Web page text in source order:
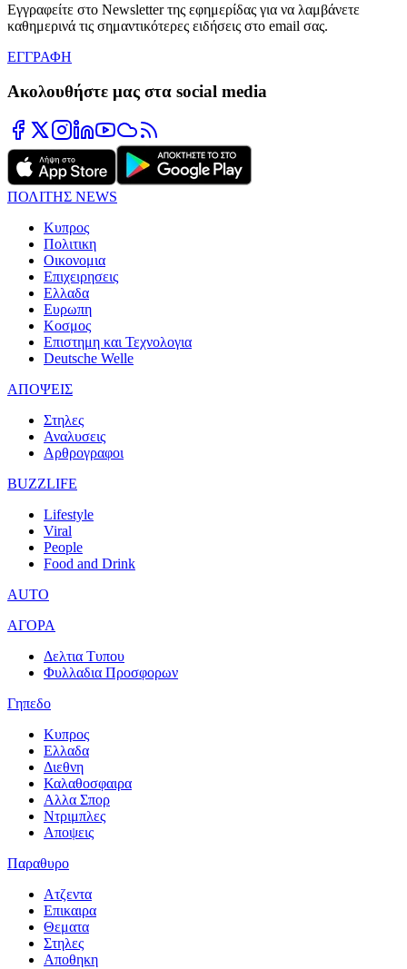
Εγγραφείτε στο Newsletter της εφημερίδας για να λαμβάνετε
καθημερινά τις σημαντικότερες ειδήσεις στο email σας.
ΕΓΓΡΑΦΗ
Ακολουθήστε μας στα social media
ΠΟΛΙΤΗΣ NEWS
Κυπρος
Πολιτικη
Οικονομια
Επιχειρησεις
Ελλαδα
Ευρωπη
Κοσμος
Επιστημη και Τεχνολογια
Deutsche Welle
ΑΠΟΨΕΙΣ
Στηλες
Αναλυσεις
Αρθρογραφοι
BUZZLIFE
Lifestyle
Viral
People
Food and Drink
AUTO
ΑΓΟΡΑ
Δελτια Τυπου
Φυλλαδια Προσφορων
Γηπεδο
Κυπρος
Ελλαδα
Διεθνη
Καλαθοσφαιρα
Αλλα Σπορ
Ντριμπλες
Αποψεις
Παραθυρο
Ατζεντα
Επικαιρα
Θεματα
Στηλες
Αποθηκη